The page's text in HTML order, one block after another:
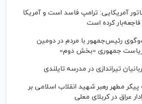
آمریکایی: ترامپ فاسد است و آمریکا
کرده است
رئیس‌جمهور با مردم در دومین
ریاست جمهوری «بخش دوم»
تیراندازی در مدرسه تایلندی
مطهر رهبر شهید انقلاب اسلامی بر
عراق در کربلای معلی